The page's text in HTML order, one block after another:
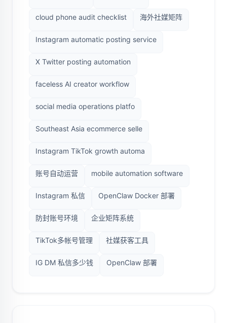
cloud phone audit checklist 海外社媒矩阵
Instagram automatic posting service
X Twitter posting automation
faceless AI creator workflow
social media operations platfo
Southeast Asia ecommerce selle
Instagram TikTok growth automa
账号自动运营 mobile automation software
Instagram 私信 OpenClaw Docker 部署
防封账号环境 企业矩阵系统
TikTok多帐号管理 社媒获客工具
IG DM 私信多少钱 OpenClaw 部署